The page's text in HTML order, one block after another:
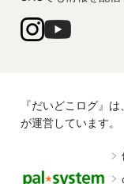
『だいどこログ』
が運営しています。